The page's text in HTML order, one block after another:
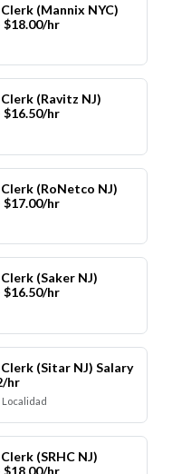
(Mannix NYC)
$18.00/hr
(Ravitz NJ)
$16.50/hr
(RoNetco NJ)
$17.00/hr
(Saker NJ)
$16.50/hr
(Sitar NJ) Salary
hr
Localidad
(SRHC NJ)